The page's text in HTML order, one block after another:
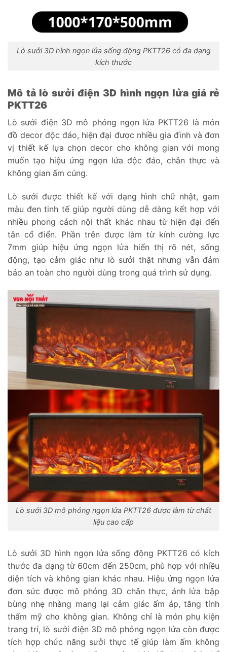
Lò sưởi 3D hình ngọn lửa sống động PKTT26 có đa dạng
kích thước
Mô tả lò sưởi điện 3D hình ngọn lửa giá rẻ
PKTT26
Lò sưởi điện 3D mô phỏng ngọn lửa PKTT26 là món
đồ decor độc đáo, hiện đại được nhiều gia đình và đơn
vị thiết kế lựa chọn decor cho không gian với mong
muốn tạo hiệu ứng ngọn lửa độc đáo, chân thực và
không gian ấm cúng.
Lò sưởi được thiết kế với dạng hình chữ nhật, gam
màu đen tinh tế giúp người dùng dễ dàng kết hợp với
nhiều phong cách nội thất khác nhau từ hiện đại đến
tân cổ điển. Phần trên được làm từ kính cường lực
7mm giúp hiệu ứng ngọn lửa hiển thị rõ nét, sống
động, tạo cảm giác như lò sưởi thật nhưng vẫn đảm
bảo an toàn cho người dùng trong quá trình sử dụng.
Lò sưởi 3D mô phỏng ngọn lửa PKTT26 được làm từ chất
liệu cao cấp
Lò sưởi 3D hình ngọn lửa sống động PKTT26 có kích
thước đa dạng từ 60cm đến 250cm, phù hợp với nhiều
diện tích và không gian khác nhau. Hiệu ứng ngọn lửa
đơn sức được mô phỏng 3D chân thực, ánh lửa bập
bùng nhẹ nhàng mang lại cảm giác ấm áp, tăng tính
thẩm mỹ cho không gian. Không chỉ là món phụ kiện
trang trí, lò sưởi điện 3D mô phỏng ngọn lửa còn được
tích hợp chức năng sưởi thực tế giúp làm ấm không